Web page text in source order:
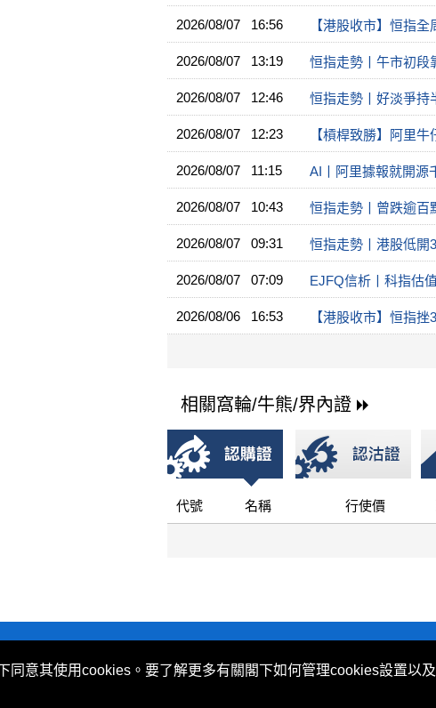
2026/08/07 16:56 【港股收市】恒指
2026/08/07 13:19 恒指走勢丨午市初段
2026/08/07 12:46 恒指走勢丨好淡爭持
2026/08/07 12:23 【槓桿致勝】阿里
2026/08/07 11:15 AI丨阿里據報就開源
2026/08/07 10:43 恒指走勢丨曾跌逾百
2026/08/07 09:31 恒指走勢丨港股低開
2026/08/07 07:09 EJFQ信析丨科指估
2026/08/06 16:53 【港股收市】恒指
相關窩輪/牛熊/界內證
代號 名稱 行使價
同意其使用cookies。要了解更多有關閣下如何管理cookies設置以
息僅作為參考之用。股票報價由 N2N-AFE (Hong Kong) Limited 提供。